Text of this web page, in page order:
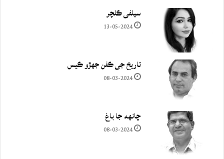
سيلفي ڪلچر
13-05-2024
تاريخ جي ڪفن جھڙو ڪيس
08-03-2024
چانهه جا باغ
08-03-2024